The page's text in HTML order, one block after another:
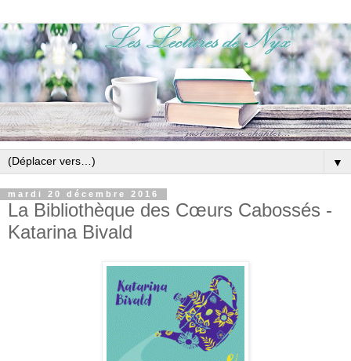
▼
mardi 20 décembre 2016
La Bibliothèque des Cœurs Cabossés -
Katarina Bivald